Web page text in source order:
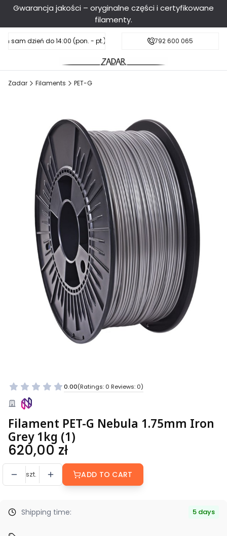
Gwarancja jakości – oryginalne części i certyfikowane
filamenty.
sam dzień do 14:00 (pon. - pt.), sobota do 11:00Darmowa dostawa od 199 zł
792 600 065
Zadar Filaments PET-G
0.00(Ratings: 0 Reviews: 0)
Filament PET-G Nebula 1.75mm Iron
Grey 1kg (1)
Price
620,00 zł
szt. ADD TO CART
Shipping time: 5 days